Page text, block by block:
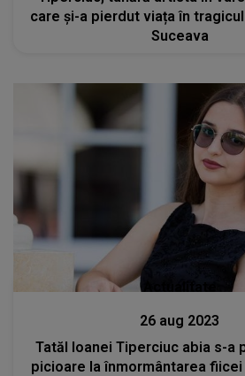
care și-a pierdut viața în
Suceava
26 aug 2023
Tatăl Ioanei Tiperciuc abia s-a
picioare la înmormântarea